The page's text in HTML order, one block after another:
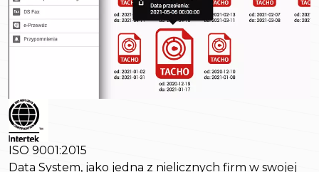
ISO 9001:2015
Data System, jako jedna z nielicznych firm w swojej